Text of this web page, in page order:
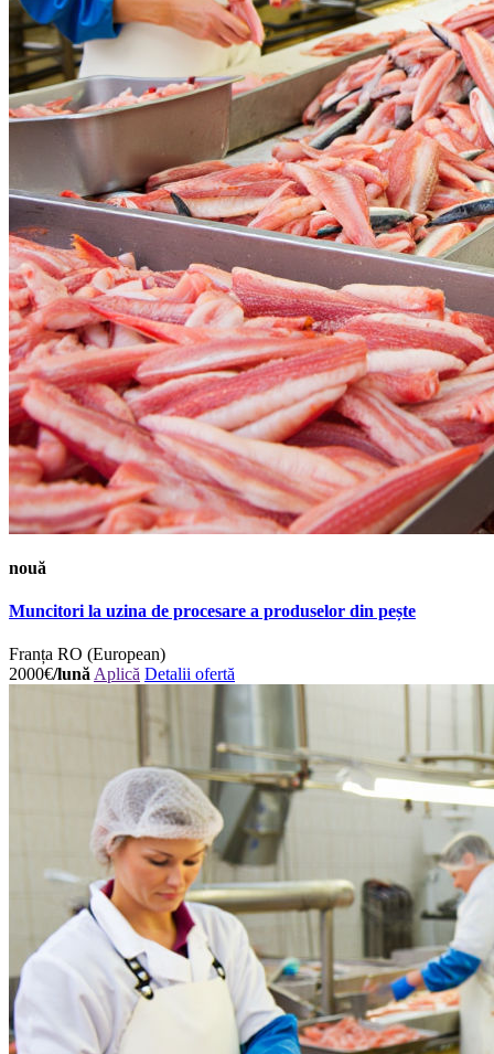
nouă
Muncitori la uzina de procesare a produselor din pește
Franța RO (European)
2000€/lună Aplică Detalii ofertă